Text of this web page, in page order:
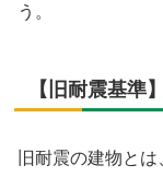
う。
【旧耐震基準
旧耐震の建物と